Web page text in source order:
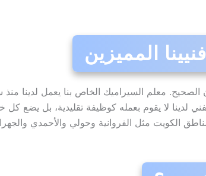
المميزين
الصحيح. معلم السيراميك الخاص بنا يعمل لدينا
لدينا لا يقوم بعمله كوظيفة تقليدية، بل يضع كل
الكويت مثل الفروانية وحولي والأحمدي